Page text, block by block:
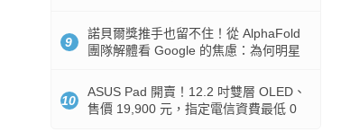
9
諾貝爾獎推手也留不住！從 AlphaFold
團隊解體看 Google 的焦慮：為何明星
10
ASUS Pad 開賣！12.2 吋雙層 OLED、
售價 19,900 元，指定電信資費最低 0